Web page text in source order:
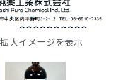
大イメージを表示